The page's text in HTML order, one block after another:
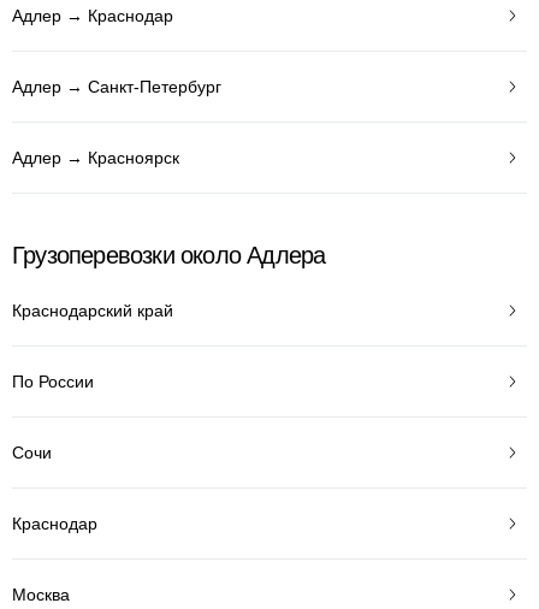
Адлер → Краснодар
Адлер → Санкт-Петербург
Адлер → Красноярск
Грузоперевозки около Адлера
Краснодарский край
По России
Сочи
Краснодар
Москва